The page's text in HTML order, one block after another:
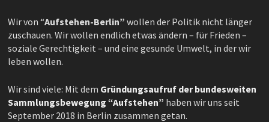
Wir von “Aufstehen-Berlin” wollen der Politik nicht länger
zuschauen. Wir wollen endlich etwas ändern – für Frieden –
soziale Gerechtigkeit – und eine gesunde Umwelt, in der wir
leben wollen.
Wir sind viele: Mit dem Gründungsaufruf der bundesweiten
Sammlungsbewegung “Aufstehen” haben wir uns seit
September 2018 in Berlin zusammen getan.